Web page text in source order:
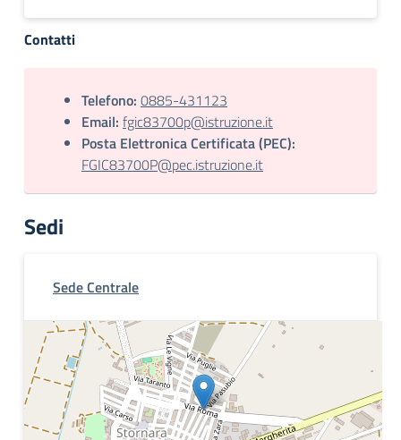
Contatti
Telefono: 0885-431123
Email: fgic83700p@istruzione.it
Posta Elettronica Certificata (PEC):
FGIC83700P@pec.istruzione.it
Sedi
Sede Centrale